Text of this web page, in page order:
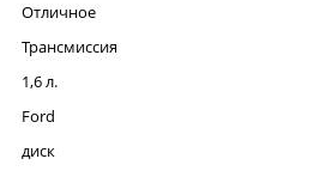
Отличное
Трансмиссия
1,6 л.
Ford
диск